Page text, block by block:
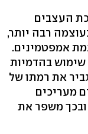
העצבים
רבה יותר,
אמפטמינים.
בהדמיות
את רמתו של
מעריכים
ובכך משפר את